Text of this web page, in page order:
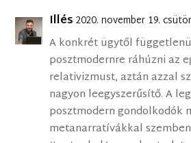
Illés 2020. november 19.
A konkrét ügytől
posztmodernre ráhúzni az
relativizmust, aztán azzal
nagyon leegyszerűsítő. A
posztmodern gondolkodók
metanarratívákkal